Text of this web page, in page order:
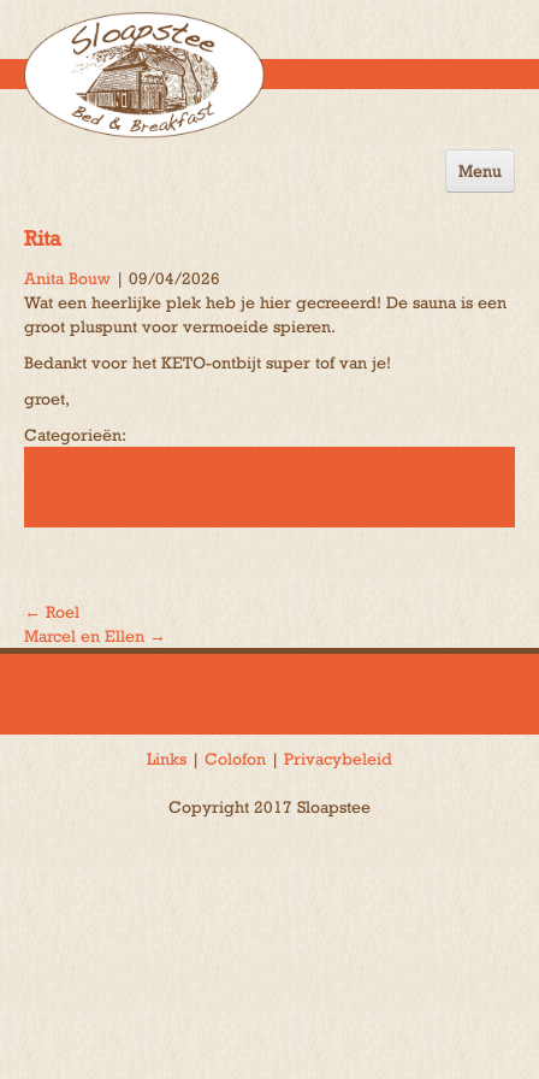
Menu
Omgeving
Rita
Anita Bouw | 09/04/2026
Wat een heerlijke plek heb je hier gecreeerd! De sauna is een
groot pluspunt voor vermoeide spieren.
Bedankt voor het KETO-ontbijt super tof van je!
groet,
Categorieën:
Bericht
← Roel
Marcel en Ellen →
Links | Colofon | Privacybeleid
Copyright 2017 Sloapstee